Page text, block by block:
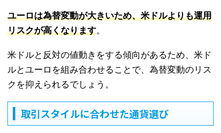
ユーロは為替変動が大きいため、米ドルよりも運用
リスクが高くなります。
米ドルと反対の値動きをする傾向があるため、米ド
ルとユーロを組み合わせることで、為替変動のリス
クを抑えられるでしょう。
取引スタイルに合わせた通貨選び